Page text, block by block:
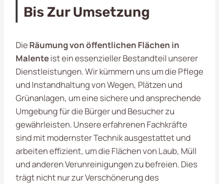
Bis Zur Umsetzung
DieRäumung von öffentlichen Flächen in
Malenteist ein essenzieller Bestandteil unserer
Dienstleistungen. Wir kümmern uns um die Pflege
und Instandhaltung von Wegen, Plätzen und
Grünanlagen, um eine sichere und ansprechende
Umgebung für die Bürger und Besucher zu
gewährleisten. Unsere erfahrenen Fachkräfte
sind mit modernster Technik ausgestattet und
arbeiten effizient, um die Flächen von Laub, Müll
und anderen Verunreinigungen zu befreien. Dies
trägt nicht nur zur Verschönerung des